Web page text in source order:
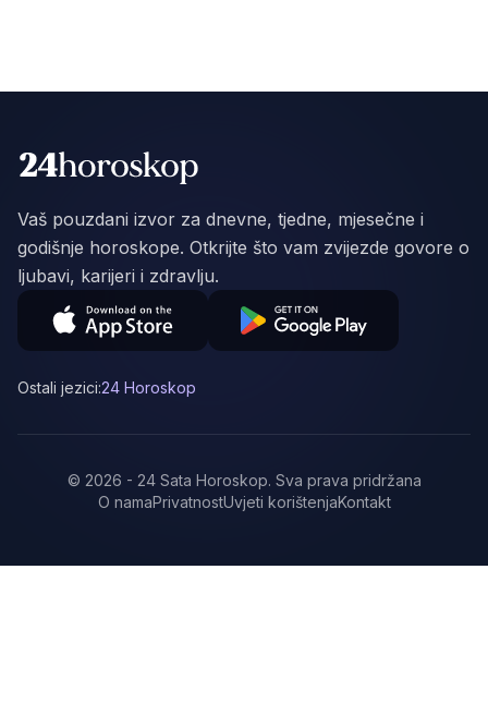
Vaš pouzdani izvor za dnevne, tjedne, mjesečne i
godišnje horoskope. Otkrijte što vam zvijezde govore o
ljubavi, karijeri i zdravlju.
Ostali jezici:24 Horoskop
© 2026 - 24 Sata Horoskop. Sva prava pridržana
O namaPrivatnostUvjeti korištenjaKontakt